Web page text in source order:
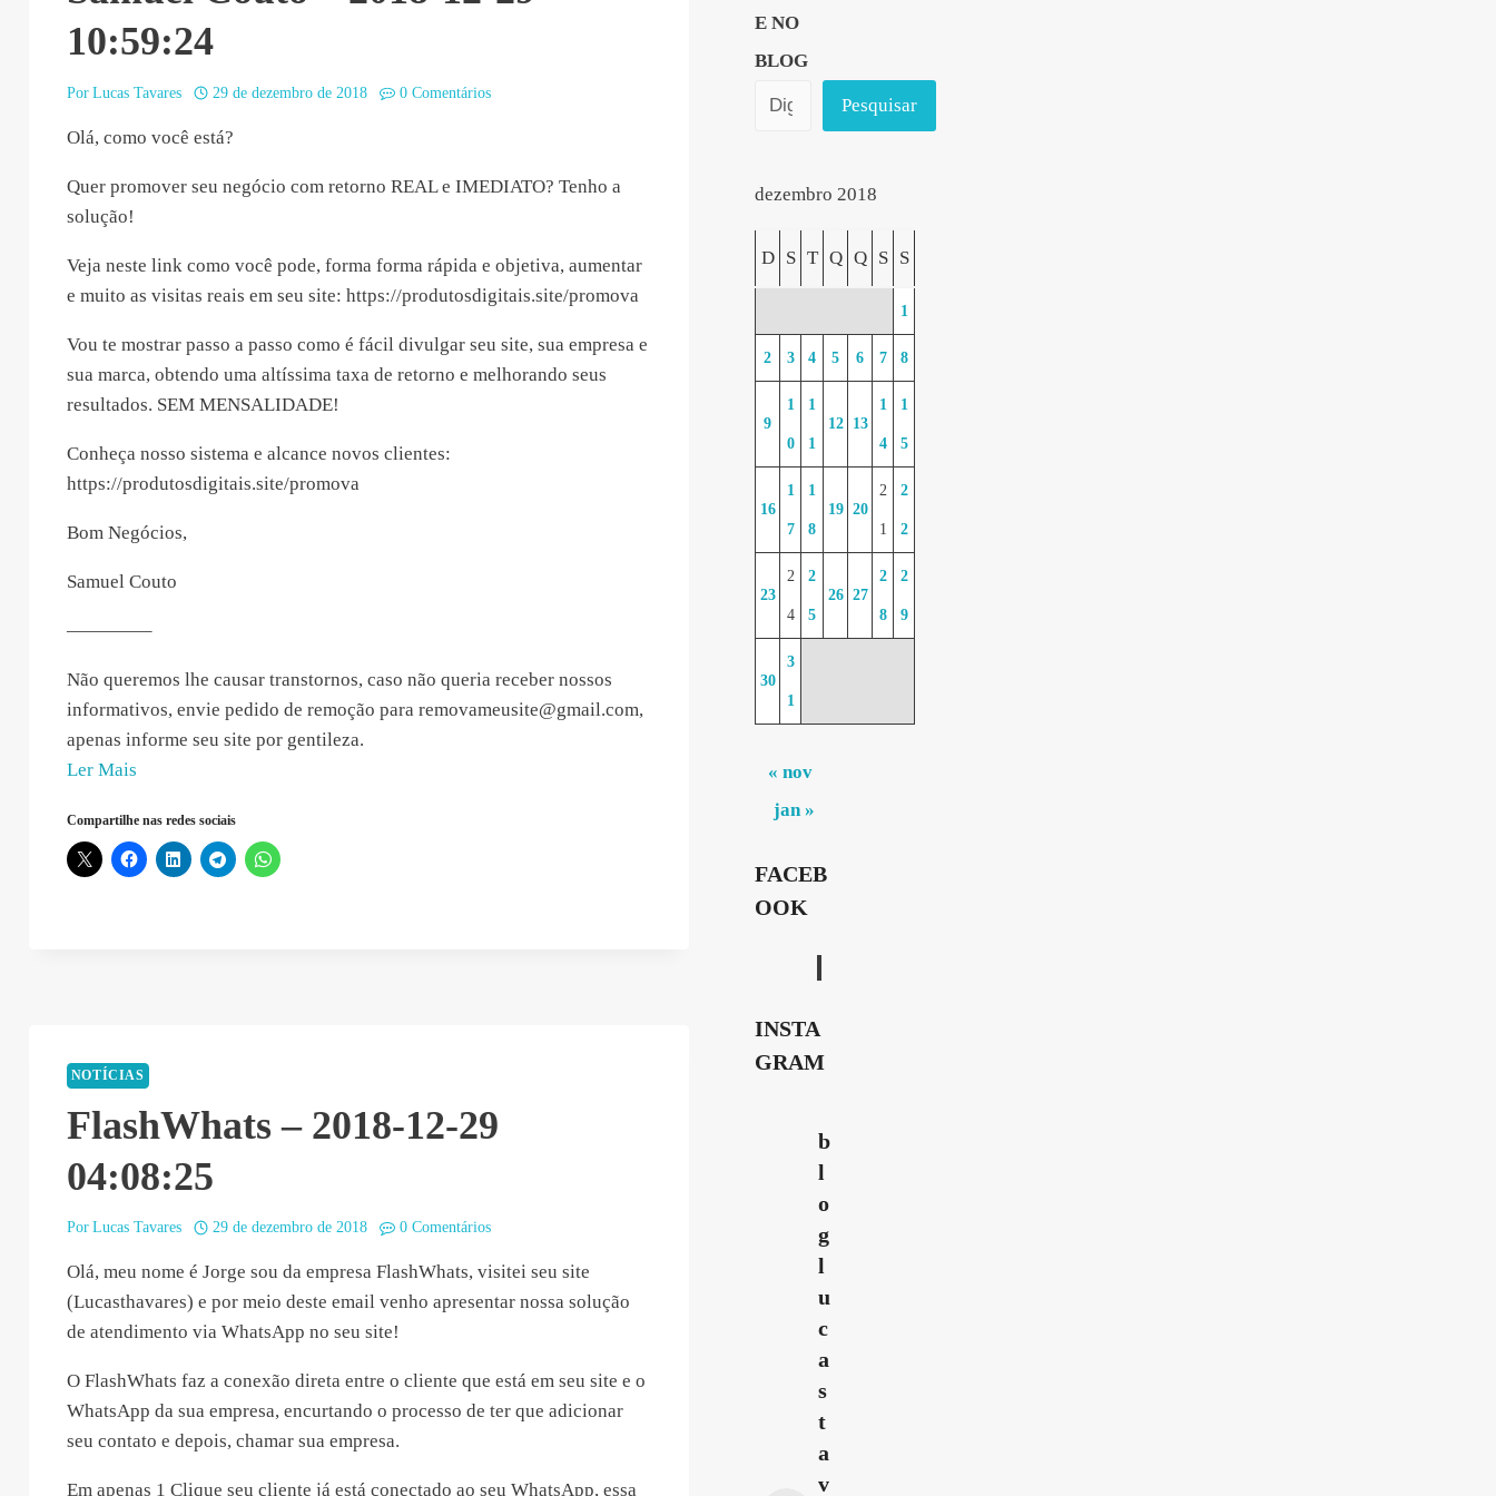
10:59:24
Por Lucas Tavares 29 de dezembro de 2018 0 Comentários
Olá, como você está?
Quer promover seu negócio com retorno REAL e IMEDIATO? Tenho a
solução!
Veja neste link como você pode, forma forma rápida e objetiva, aumentar
e muito as visitas reais em seu site: https://produtosdigitais.site/promova
Vou te mostrar passo a passo como é fácil divulgar seu site, sua empresa e
sua marca, obtendo uma altíssima taxa de retorno e melhorando seus
resultados. SEM MENSALIDADE!
Conheça nosso sistema e alcance novos clientes:
https://produtosdigitais.site/promova
Bom Negócios,
Samuel Couto
————–
Não queremos lhe causar transtornos, caso não queria receber nossos
informativos, envie pedido de remoção para removameusite@gmail.com,
apenas informe seu site por gentileza.
Ler Mais“Samuel
–
2018-
Compartilhe nas redes sociais
NOTÍCIAS
FlashWhats – 2018-12-29
04:08:25
Por Lucas Tavares 29 de dezembro de 2018 0 Comentários
Olá, meu nome é Jorge sou da empresa FlashWhats, visitei seu site
(Lucasthavares) e por meio deste email venho apresentar nossa solução
de atendimento via WhatsApp no seu site!
O FlashWhats faz a conexão direta entre o cliente que está em seu site e o
WhatsApp da sua empresa, encurtando o processo de ter que adicionar
seu contato e depois, chamar sua empresa.
Em apenas 1 Clique seu cliente já está conectado ao seu WhatsApp, essa
E NO
BLOG
Pesquisar
dezembro 2018
D S T Q Q S S
1
2 3 4 5 6 7 8
9
1
0
1
1
12 13
1
4
1
5
16
1
7
1
8
19 20
2
1
2
2
23
2
4
2
5
26 27
2
8
2
9
30
3
1
« nov
jan »
FACEB
OOK
INSTA
GRAM
b
l
o
g
l
u
c
a
s
t
a
v